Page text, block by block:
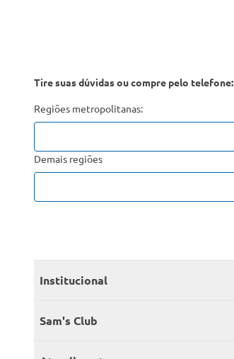
Tire suas dúvidas ou compre pelo telefone:
Regiões metropolitanas:
Demais regiões
Institucional
Quem somos
Sam's Club
Seja sócio